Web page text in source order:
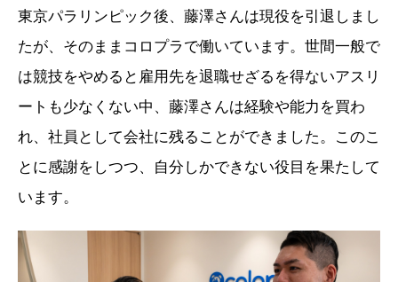
東京パラリンピック後、藤澤さんは現役を引退しまし
たが、そのままコロプラで働いています。世間一般で
は競技をやめると雇用先を退職せざるを得ないアスリ
ートも少なくない中、藤澤さんは経験や能力を買わ
れ、社員として会社に残ることができました。このこ
とに感謝をしつつ、自分しかできない役目を果たして
います。